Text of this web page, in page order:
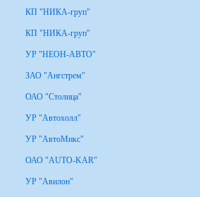
КП "НИКА-груп"
КП "НИКА-груп"
УР "НЕОН-АВТО"
ЗАО "Ангстрем"
ОАО "Столица"
УР "Автохолл"
УР "АвтоМикс"
ОАО "AUTO-KAR"
УР "Авилон"